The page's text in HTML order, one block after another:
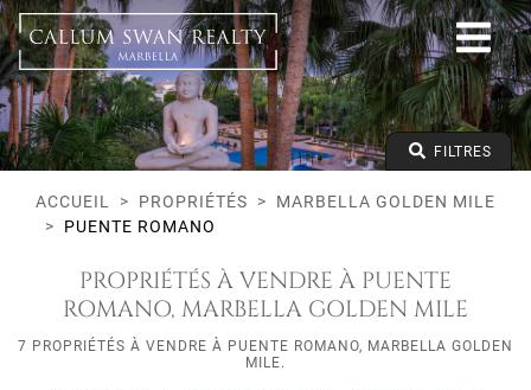
Tous les modes de vie
Marbella Golden Mile
Puente Romano
Tous les types
Prix à partir de
Prix jusqu'à
Lits minimums FILTRES
ACCUEIL PROPRIÉTÉS
MARBELLA GOLDEN MILE
PUENTE ROMANO
PROPRIÉTÉS À VENDRE À PUENTE
ROMANO, MARBELLA GOLDEN MILE
7 PROPRIÉTÉS À VENDRE À PUENTE ROMANO, MARBELLA GOLDEN
MILE.